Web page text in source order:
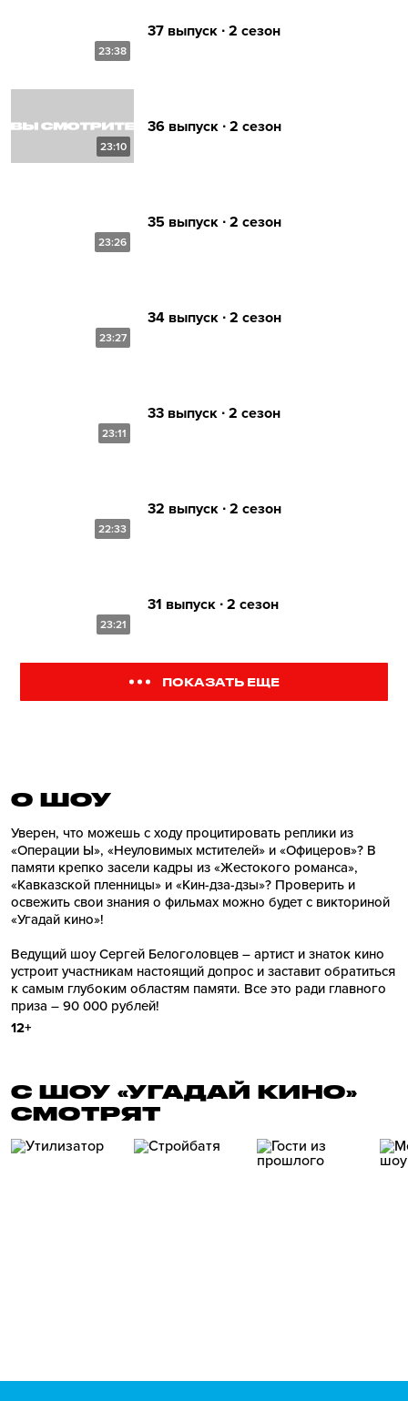
23:38
37 выпуск ∙ 2 сезон
23:10
36 выпуск ∙ 2 сезон
23:26
35 выпуск ∙ 2 сезон
23:27
34 выпуск ∙ 2 сезон
23:11
33 выпуск ∙ 2 сезон
22:33
32 выпуск ∙ 2 сезон
23:21
31 выпуск ∙ 2 сезон
ПОКАЗАТЬ ЕЩЕ
О ШОУ
Уверен, что можешь с ходу процитировать реплики из
«Операции Ы», «Неуловимых мстителей» и «Офицеров»? В
памяти крепко засели кадры из «Жестокого романса»,
«Кавказской пленницы» и «Кин-дза-дзы»? Проверить и
освежить свои знания о фильмах можно будет с викториной
«Угадай кино»!
Ведущий шоу Сергей Белоголовцев – артист и знаток кино
устроит участникам настоящий допрос и заставит обратиться
к самым глубоким областям памяти. Все это ради главного
приза – 90 000 рублей!
12+
С ШОУ «УГАДАЙ КИНО»
СМОТРЯТ